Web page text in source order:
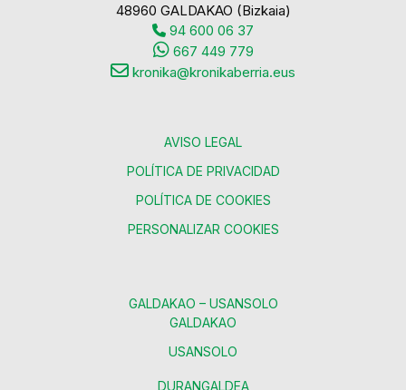
48960 GALDAKAO (Bizkaia)
94 600 06 37
667 449 779
kronika@kronikaberria.eus
AVISO LEGAL
POLÍTICA DE PRIVACIDAD
POLÍTICA DE COOKIES
PERSONALIZAR COOKIES
GALDAKAO – USANSOLO
GALDAKAO
USANSOLO
DURANGALDEA